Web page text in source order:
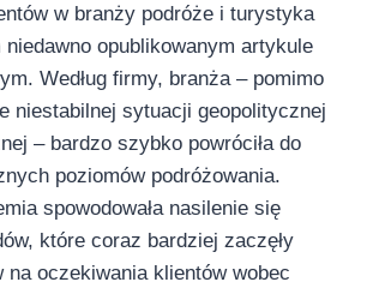
w branży podróże i turystyka
niedawno opublikowanym artykule
Według firmy, branża – pomimo
niestabilnej sytuacji geopolitycznej
– bardzo szybko powróciła do
poziomów podróżowania.
spowodowała nasilenie się
które coraz bardziej zaczęły
na oczekiwania klientów wobec